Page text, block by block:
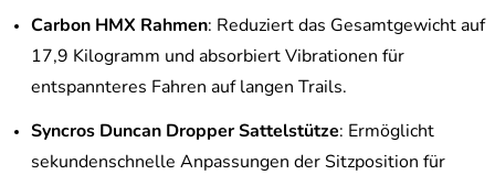
Carbon HMX Rahmen: Reduziert das Gesamtgewicht auf
17,9 Kilogramm und absorbiert Vibrationen für
entspannteres Fahren auf langen Trails.
Syncros Duncan Dropper Sattelstütze: Ermöglicht
sekundenschnelle Anpassungen der Sitzposition für